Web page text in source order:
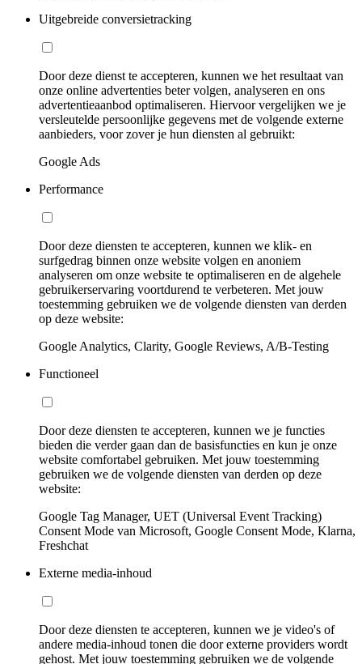
Uitgebreide conversietracking
Door deze dienst te accepteren, kunnen we het resultaat van
onze online advertenties beter volgen, analyseren en ons
advertentieaanbod optimaliseren. Hiervoor vergelijken we je
versleutelde persoonlijke gegevens met de volgende externe
aanbieders, voor zover je hun diensten al gebruikt:
Google Ads
Performance
Door deze diensten te accepteren, kunnen we klik- en
surfgedrag binnen onze website volgen en anoniem
analyseren om onze website te optimaliseren en de algehele
gebruikerservaring voortdurend te verbeteren. Met jouw
toestemming gebruiken we de volgende diensten van derden
op deze website:
Google Analytics, Clarity, Google Reviews, A/B-Testing
Functioneel
Door deze diensten te accepteren, kunnen we je functies
bieden die verder gaan dan de basisfuncties en kun je onze
website comfortabel gebruiken. Met jouw toestemming
gebruiken we de volgende diensten van derden op deze
website:
Google Tag Manager, UET (Universal Event Tracking)
Consent Mode van Microsoft, Google Consent Mode, Klarna,
Freshchat
Externe media-inhoud
Door deze diensten te accepteren, kunnen we je video's of
andere media-inhoud tonen die door externe providers wordt
gehost. Met jouw toestemming gebruiken we de volgende